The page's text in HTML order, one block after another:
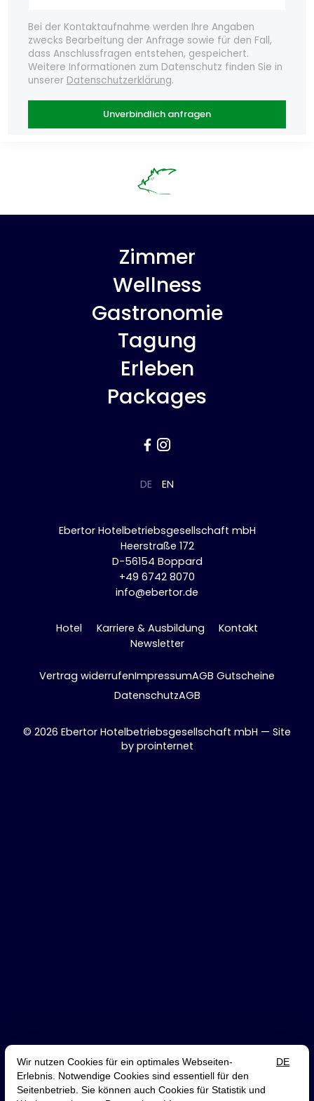
Zimmer
Wellness
Gastronomie
Tagung
Erleben
Packages
 
DE EN
Ebertor Hotelbetriebsgesellschaft mbH
Heerstraße 172
D-56154 Boppard
+49 6742 8070
info@ebertor.de
Hotel Karriere & Ausbildung
Kontakt
Newsletter
Vertrag widerrufenImpressumAGB Gutscheine
DatenschutzAGB
© 2026 Ebertor Hotelbetriebsgesellschaft mbH — Site
by prointernet
Bei der Kontaktaufnahme werden Ihre Angaben
zwecks Bearbeitung der Anfrage sowie für den Fall,
dass Anschlussfragen entstehen, gespeichert.
Weitere Informationen zum Datenschutz finden Sie in
unserer Datenschutzerklärung.
Unverbindlich anfragen